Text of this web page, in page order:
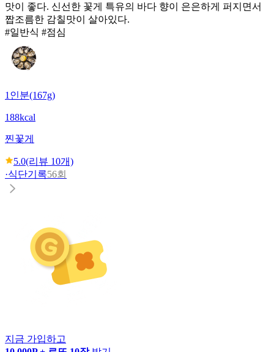
맛이 좋다. 신선한 꽃게 특유의 바다 향이 은은하게 퍼지면서
짭조름한 감칠맛이 살아있다.
#일반식 #점심
1인분(167g)
188kcal
찐꽃게
5.0(리뷰 10개)
·식단기록56회
지금 가입하고